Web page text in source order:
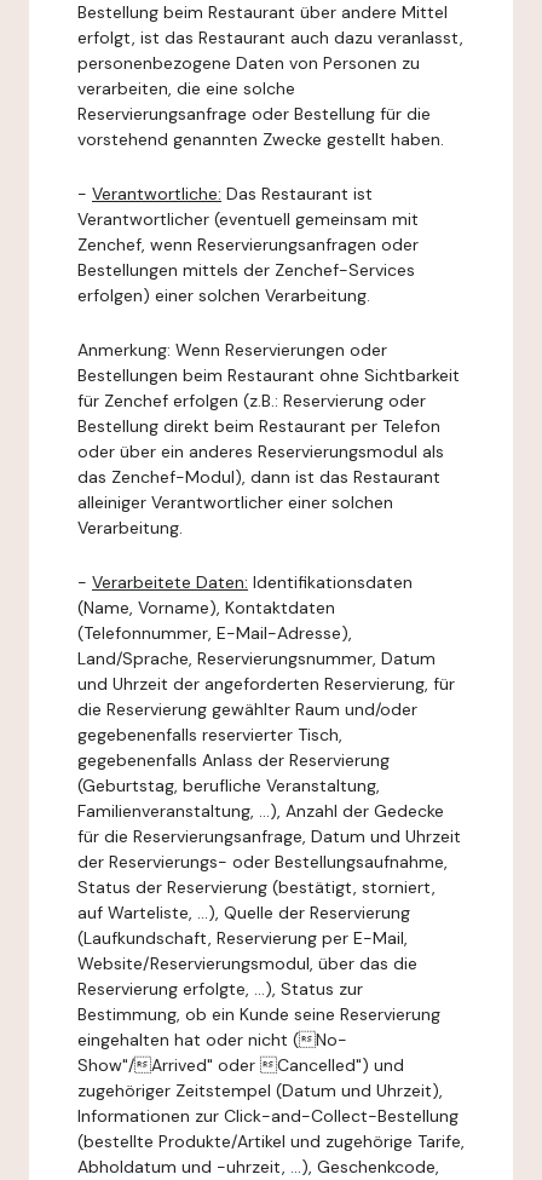
Bestellung beim Restaurant über andere Mittel
erfolgt, ist das Restaurant auch dazu veranlasst,
personenbezogene Daten von Personen zu
verarbeiten, die eine solche
Reservierungsanfrage oder Bestellung für die
vorstehend genannten Zwecke gestellt haben.
- Verantwortliche: Das Restaurant ist
Verantwortlicher (eventuell gemeinsam mit
Zenchef, wenn Reservierungsanfragen oder
Bestellungen mittels der Zenchef-Services
erfolgen) einer solchen Verarbeitung.
Anmerkung: Wenn Reservierungen oder
Bestellungen beim Restaurant ohne Sichtbarkeit
für Zenchef erfolgen (z.B.: Reservierung oder
Bestellung direkt beim Restaurant per Telefon
oder über ein anderes Reservierungsmodul als
das Zenchef-Modul), dann ist das Restaurant
alleiniger Verantwortlicher einer solchen
Verarbeitung.
- Verarbeitete Daten: Identifikationsdaten
(Name, Vorname), Kontaktdaten
(Telefonnummer, E-Mail-Adresse),
Land/Sprache, Reservierungsnummer, Datum
und Uhrzeit der angeforderten Reservierung, für
die Reservierung gewählter Raum und/oder
gegebenenfalls reservierter Tisch,
gegebenenfalls Anlass der Reservierung
(Geburtstag, berufliche Veranstaltung,
Familienveranstaltung, ...), Anzahl der Gedecke
für die Reservierungsanfrage, Datum und Uhrzeit
der Reservierungs- oder Bestellungsaufnahme,
Status der Reservierung (bestätigt, storniert,
auf Warteliste, ...), Quelle der Reservierung
(Laufkundschaft, Reservierung per E-Mail,
Website/Reservierungsmodul, über das die
Reservierung erfolgte, ...), Status zur
Bestimmung, ob ein Kunde seine Reservierung
eingehalten hat oder nicht (No-
Show"/Arrived" oder Cancelled") und
zugehöriger Zeitstempel (Datum und Uhrzeit),
Informationen zur Click-and-Collect-Bestellung
(bestellte Produkte/Artikel und zugehörige Tarife,
Abholdatum und -uhrzeit, ...), Geschenkcode,